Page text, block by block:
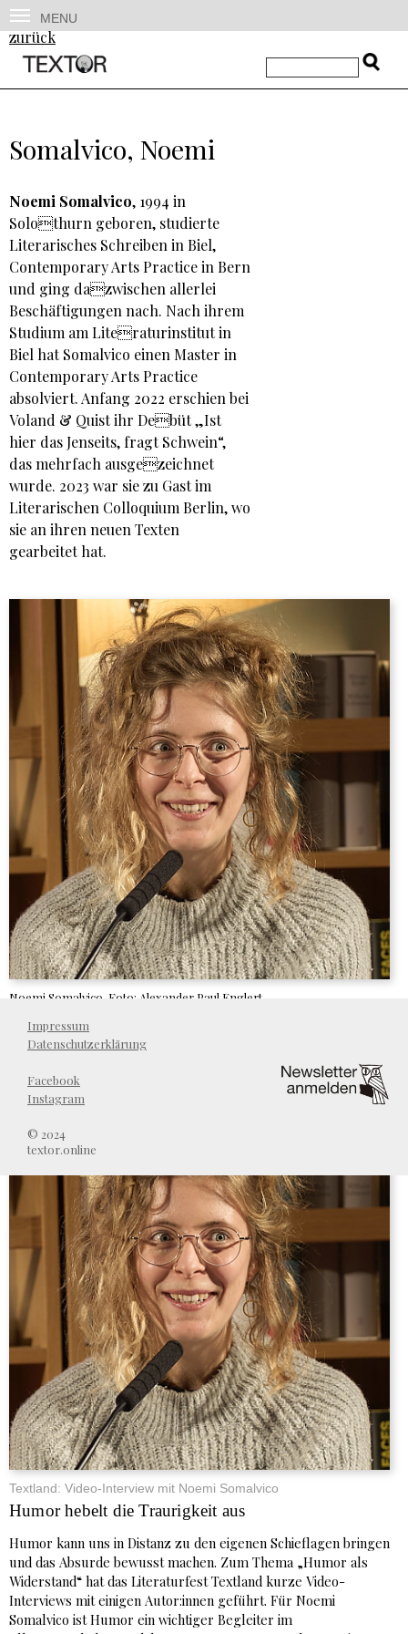
MENU
zurück
Somalvico, Noemi
Noemi Somalvico, 1994 in
Solothurn geboren, studierte
Literarisches Schreiben in Biel,
Contemporary Arts Practice in Bern
und ging dazwischen allerlei
Beschäftigungen nach. Nach ihrem
Studium am Literaturinstitut in
Biel hat Somalvico einen Master in
Contemporary Arts Practice
absolviert. Anfang 2022 erschien bei
Voland & Quist ihr Debüt „Ist
hier das Jenseits, fragt Schwein“,
das mehrfach ausgezeichnet
wurde. 2023 war sie zu Gast im
Literarischen Colloquium Berlin, wo
sie an ihren neuen Texten
gearbeitet hat.
Noemi Somalvico. Foto: Alexander Paul Englert
Alle Beiträge
Textland: Video-Interview mit Noemi Somalvico
Humor hebelt die Traurigkeit aus
Humor kann uns in Distanz zu den eigenen Schieflagen bringen
und das Absurde bewusst machen. Zum Thema „Humor als
Widerstand“ hat das Literaturfest Textland kurze Video-
Interviews mit einigen Autor:innen geführt. Für Noemi
Somalvico ist Humor ein wichtiger Begleiter im
Impressum
Datenschutzerklärung
Facebook
Instagram
© 2024
textor.online